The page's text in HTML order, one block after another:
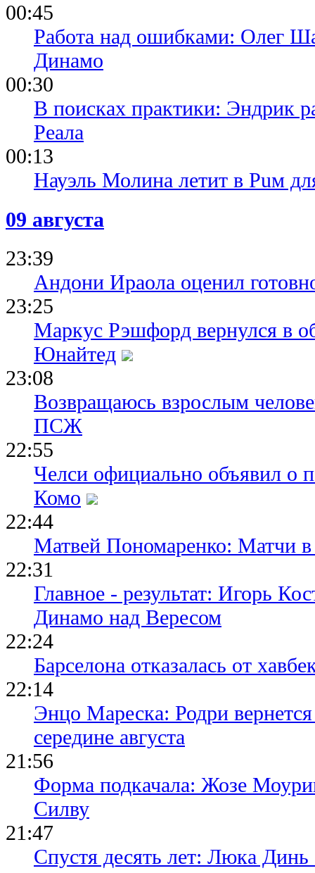
00:45
Работа над ошибками: Олег
Динамо
00:30
В поисках практики: Эндрик
Реала
00:13
Науэль Молина летит в Puм
09 августа
23:39
Андони Ираола оценил
23:25
Маркус Рэшфорд вернулся в
Юнайтед
23:08
Возвращаюсь взрослым
ПСЖ
22:55
Челси официально объявил о
Комо
22:44
Матвей Пономаренко: Матчи в
22:31
Главное - результат: Игорь
Динамо над Вересом
22:24
Барселона отказалась от
22:14
Энцо Мареска: Родри
середине августа
21:56
Форма подкачала: Жозе
Силву
21:47
Спустя десять лет: Люка